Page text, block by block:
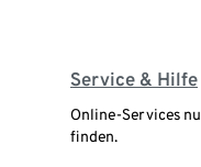
Service & Hilfe
Online-Services
finden.